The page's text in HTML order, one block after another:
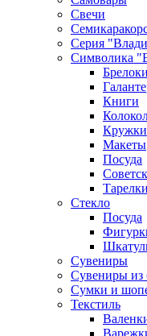
Свечи
Серия
Символика
Книги
Кружки
Макеты
Посуда
Тарелки
Стекло
Посуда
Сувениры
Сувениры из
Сумки и
Текстиль